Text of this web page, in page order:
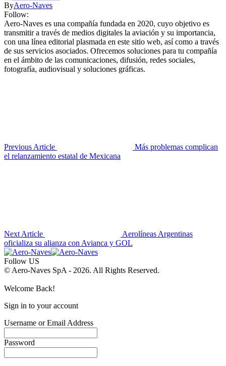
ByAero-Naves
Follow:
Aero-Naves es una compañía fundada en 2020, cuyo objetivo es
transmitir a través de medios digitales la aviación y su importancia,
con una línea editorial plasmada en este sitio web, así como a través
de sus servicios asociados. Ofrecemos soluciones para tu compañía
en el ámbito de las comunicaciones, difusión, redes sociales,
fotografía, audiovisual y soluciones gráficas.
Previous Article
Más problemas complican
el relanzamiento estatal de Mexicana
Next Article
Aerolíneas Argentinas
oficializa su alianza con Avianca y GOL
Follow US
© Aero-Naves SpA - 2026. All Rights Reserved.
Welcome Back!
Sign in to your account
Username or Email Address
Password